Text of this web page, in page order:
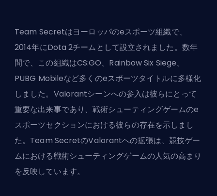
Team Secretはヨーロッパのeスポーツ組織で、
2014年にDota 2チームとして設立されました。数年
間で、この組織はCS:GO、Rainbow Six Siege、
PUBG Mobileなど多くのeスポーツタイトルに多様化
しました。Valorantシーンへの参入は彼らにとって
重要な出来事であり、戦術シューティングゲームのe
スポーツセクションにおける彼らの存在を示しまし
た。Team SecretのValorantへの拡張は、競技ゲー
ムにおける戦術シューティングゲームの人気の高まり
を反映しています。